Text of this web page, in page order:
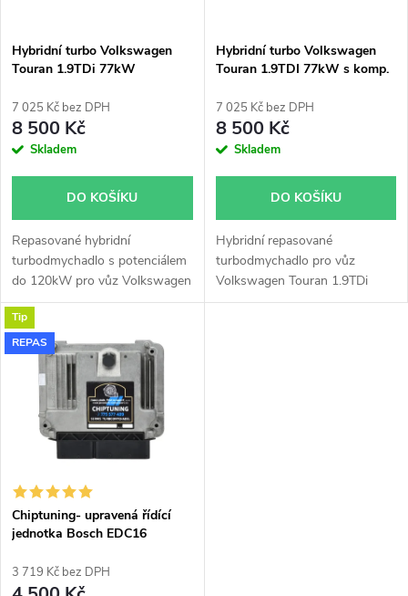
p
r
o
u
k
t
s
p
r
o
d
u
k
t
Hybridní turbo Volkswagen
Touran 1.9TDi 77kW
7 025 Kč bez DPH
8 500 Kč
Skladem
DO KOŠÍKU
Repasované hybridní
turbodmychadlo s potenciálem
do 120kW pro vůz Volkswagen
Touran 1.9TDi 77kW BXE BKC
BJB Garrett 751851
GT1649VA.
Hybridní turbo Volkswagen
Touran 1.9TDI 77kW s komp.
54399700022 54399700011
7 025 Kč bez DPH
8 500 Kč
Skladem
DO KOŠÍKU
Hybridní repasované
turbodmychadlo pro vůz
Volkswagen Touran 1.9TDi
77kW BXE BKC BJB s
Tip
REPAS
Chiptuning- upravená řídící
jednotka Bosch EDC16
3 719 Kč bez DPH